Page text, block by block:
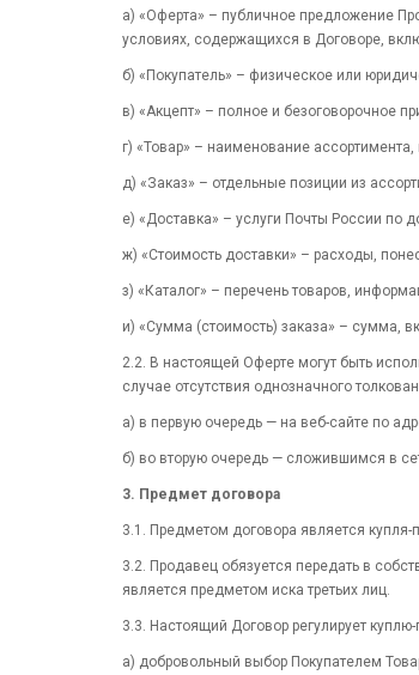
а) «Оферта» – публичное предложение
условиях, содержащихся в Договоре,
б) «Покупатель» – физическое или
в) «Акцепт» – полное и безоговорочное
г) «Товар» – наименование
д) «Заказ» – отдельные позиции из
е) «Доставка» – услуги Почты России по
ж) «Стоимость доставки» – расходы,
з) «Каталог» – перечень товаров,
и) «Сумма (стоимость) заказа» – сумма,
2.2. В настоящей Оферте могут быть
случае отсутствия однозначного
а) в первую очередь — на веб-сайте по
б) во вторую очередь — сложившимся в
3. Предмет договора
3.1. Предметом договора является
3.2. Продавец обязуется передать в
является предметом иска третьих лиц.
3.3. Настоящий Договор регулирует
а) добровольный выбор Покупателем